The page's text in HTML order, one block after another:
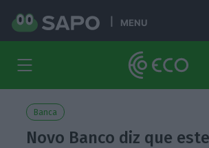
MENU
Banca
Novo Banco diz que